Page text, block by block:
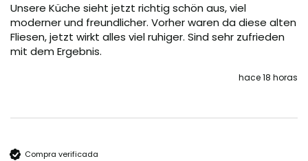
Unsere Küche sieht jetzt richtig schön aus, viel
moderner und freundlicher. Vorher waren da diese alten
Fliesen, jetzt wirkt alles viel ruhiger. Sind sehr zufrieden
mit dem Ergebnis.
hace 18 horas
Compra verificada